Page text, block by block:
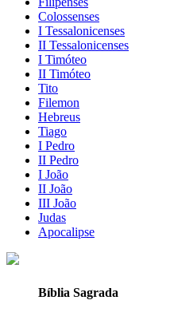
Colossenses
I Tessalonicenses
II Tessalonicenses
I Timóteo
II Timóteo
Tito
Filemon
Hebreus
Tiago
I Pedro
II Pedro
I João
II João
III João
Judas
Apocalipse
Bíblia Sagrada